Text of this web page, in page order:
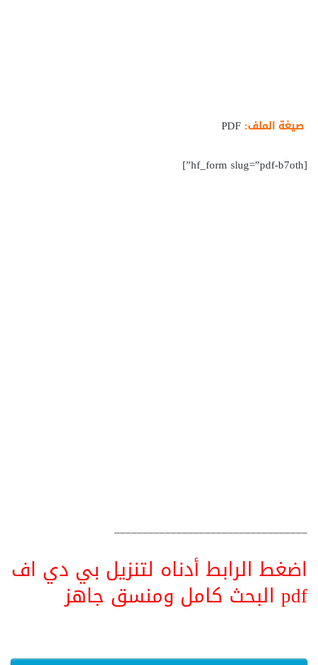
صيغة الملف:
[hf_form slug=”pdf-b7oth”]
__________________________________
اضغط الرابط أدناه لتنزيل بي دي اف
pdf البحث كامل ومنسق جاهز